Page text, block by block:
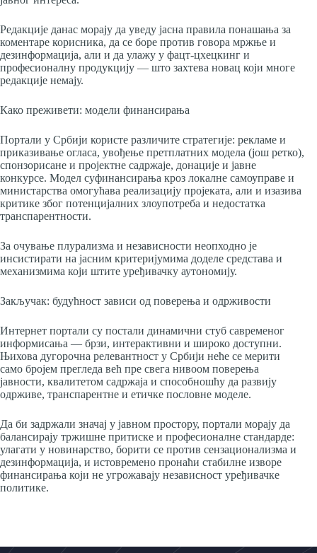
Редакције данас морају да уведу јасна правила понашања за
коментаре корисника, да се боре против говора мржње и
дезинформација, али и да улажу у фацт-цхецкинг и
професионалну продукцију — што захтева новац који многе
редакције немају.
Како преживети: модели финансирања
Портали у Србији користе различите стратегије: рекламе и
приказивање огласа, увођење претплатних модела (још ретко),
спонзорисане и пројектне садржаје, донације и јавне
конкурсе. Модел суфинансирања кроз локалне самоуправе и
министарства омогућава реализацију пројеката, али и изазива
критике због потенцијалних злоупотреба и недостатка
транспарентности.
За очување плурализма и независности неопходно је
инсистирати на јасним критеријумима доделе средстава и
механизмима који штите уређивачку аутономију.
Закључак: будућност зависи од поверења и одрживости
Интернет портали су постали динамични стуб савременог
информисања — брзи, интерактивни и широко доступни.
Њихова дугорочна релевантност у Србији неће се мерити
само бројем прегледа већ пре свега нивоом поверења
јавности, квалитетом садржаја и способношћу да развију
одрживе, транспарентне и етичке пословне моделе.
Да би задржали значај у јавном простору, портали морају да
балансирају тржишне притиске и професионалне стандарде:
улагати у новинарство, борити се против сензационализма и
дезинформација, и истовремено пронаћи стабилне изворе
финансирања који не угрожавају независност уређивачке
политике.